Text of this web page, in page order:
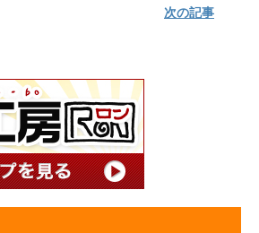
次の記事